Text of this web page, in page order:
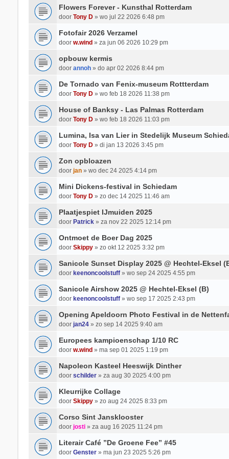
Flowers Forever - Kunsthal Rotterdam
door Tony D» wo jul 22 2026 6:48 pm
Fotofair 2026 Verzamel
door w.wind » za jun 06 2026 10:29 pm
opbouw kermis
door annoh» do apr 02 2026 8:44 pm
De Tornado van Fenix-museum Rottterdam
door Tony D» wo feb 18 2026 11:38 pm
House of Banksy - Las Palmas Rotterdam
door Tony D» wo feb 18 2026 11:03 pm
Lumina, Isa van Lier in Stedelijk Museum
door Tony D» di jan 13 2026 3:45 pm
Zon opbloazen
door jan» wo dec 24 2025 4:14 pm
Mini Dickens-festival in Schiedam
door Tony D» zo dec 14 2025 11:46 am
Plaatjespiet IJmuiden 2025
door Patrick» za nov 22 2025 12:14 pm
Ontmoet de Boer Dag 2025
door Skippy» zo okt 12 2025 3:32 pm
Sanicole Sunset Display 2025 @ Hechtel-Eksel
door keenoncoolstuff» wo sep 24 2025 4:55 pm
Sanicole Airshow 2025 @ Hechtel-Eksel (B)
door keenoncoolstuff» wo sep 17 2025 2:43 pm
Opening Apeldoorn Photo Festival in de
door jan24» zo sep 14 2025 9:40 am
Europees kampioenschap 1/10 RC
door w.wind » ma sep 01 2025 1:19 pm
Napoleon Kasteel Heeswijk Dinther
door schilder» za aug 30 2025 4:00 pm
Kleurrijke Collage
door Skippy» zo aug 24 2025 8:33 pm
Corso Sint Jansklooster
door josti» za aug 16 2025 11:24 pm
Literair Café ”De Groene Fee” #45
door Genster» ma jun 23 2025 5:26 pm